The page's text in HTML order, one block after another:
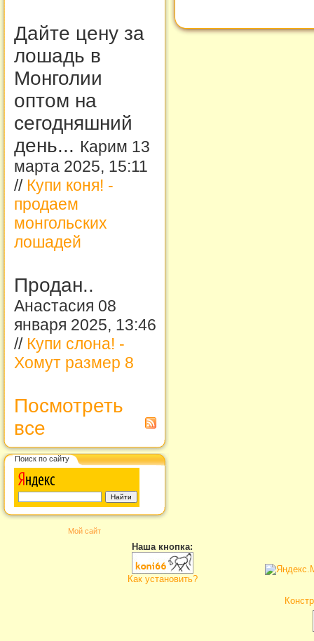
Дайте цену за
лошадь в
Монголии
оптом на
сегодняшний
день... Карим 13
марта 2025, 15:11
// Купи коня! -
продаем
монгольских
лошадей
Продан..
Анастасия 08
января 2025, 13:46
// Купи слона! -
Хомут размер 8
Посмотреть
все
Поиск по сайту
Мой сайт
Наша кнопка:
Как установить?